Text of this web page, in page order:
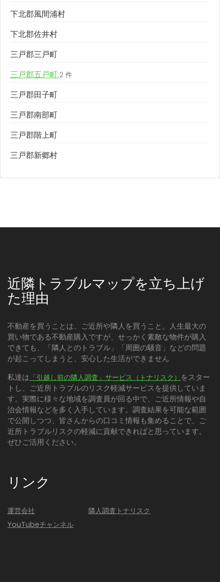
下北郡風間浦村
下北郡佐井村
三戸郡三戸町
三戸郡五戸町 2 件
三戸郡田子町
三戸郡南部町
三戸郡階上町
三戸郡新郷村
近隣トラブルマップを立ち上げ
た理由
不動産を買うことは、ご近所や隣人を買うこと。人生最大の
買い物である不動産購入ですが、せっかく素敵な物件が購入
できても、「隣人とのトラブル」「周囲の騒音」などの問題
が起こってしまうと、安心した生活ができません
私達は 「引越し前の隣人調査」サービス（トナリスク） をスター
トし、ご近所トラブルのリスク軽減サービスを提供していま
す。実際に様々な地域を調査員が回る中で、ご近所情報や自
治会情報などを多く入手しています。調査結果を可能な範囲
で公開しつつ、皆さんからの口コミ情報も集めることで、ご
近所トラブルリスクの軽減に貢献できればと思っています。
ぜひご活用ください。
リンク
運営会社
YouTubeチャンネル
隣人調査トナリスク